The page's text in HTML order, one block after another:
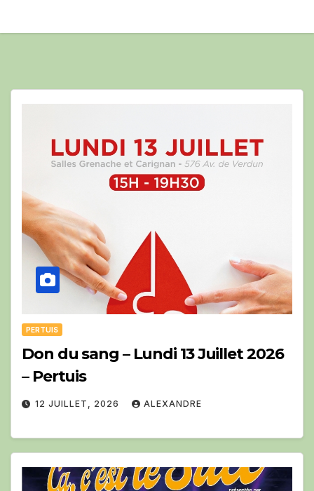
PERTUIS
Don du sang – Lundi 13 Juillet 2026
– Pertuis
12 JUILLET, 2026 ALEXANDRE